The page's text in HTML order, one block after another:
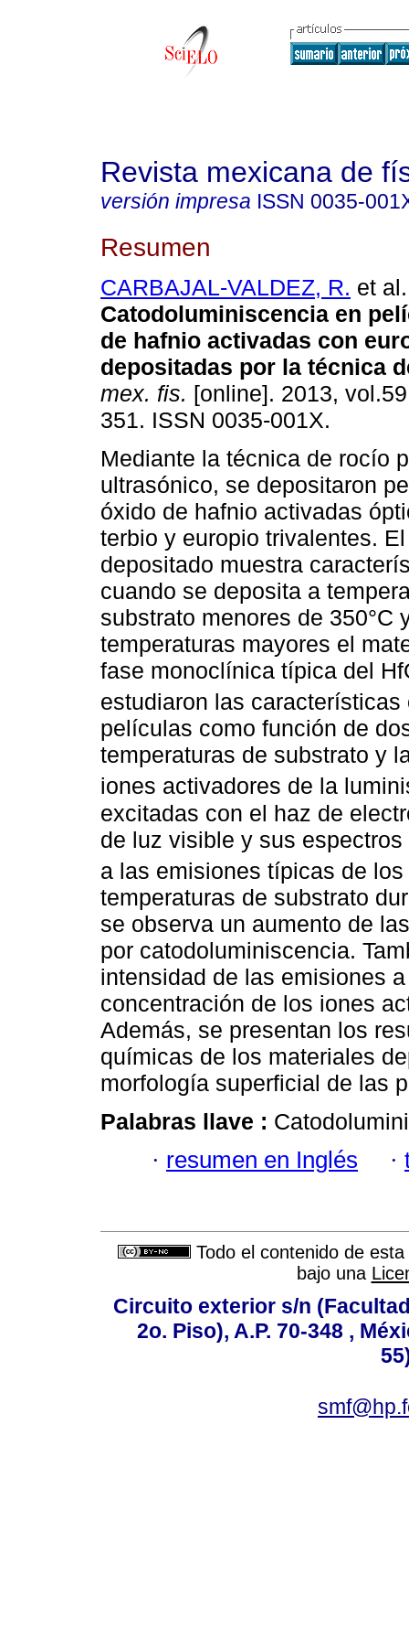
Revista mexicana de
versión impresa ISSN 0035-
Resumen
CARBAJAL-VALDEZ, R. et al.
Catodoluminiscencia en
de hafnio activadas con
depositadas por la técnica
mex. fis. [online]. 2013,
351. ISSN 0035-001X.
Mediante la técnica de rocío
ultrasónico, se depositaron
óxido de hafnio activadas
terbio y europio trivalentes.
depositado muestra
cuando se deposita a
substrato menores de 350°C
temperaturas mayores el
fase monoclínica típica del
estudiaron las
películas como función de
temperaturas de substrato y
iones activadores de la
excitadas con el haz de
de luz visible y sus
a las emisiones típicas de
temperaturas de substrato
se observa un aumento de
por catodoluminiscencia.
intensidad de las emisiones
concentración de los iones
Además, se presentan los
químicas de los materiales
morfología superficial de las
Palabras llave :
· resumen en Inglés ·
Todo el contenido de
bajo una
Circuito exterior s/n
2o. Piso), A.P. 70-348 ,